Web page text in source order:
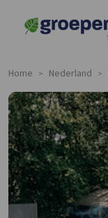
Home > Nederland >